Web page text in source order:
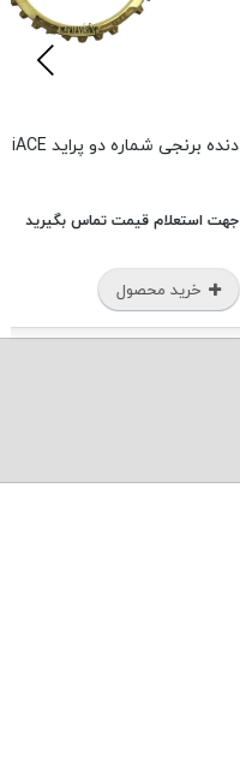
دنده برنجی شماره دو پراید iACE
جهت استعلام قیمت تماس بگیرید
خرید محصول